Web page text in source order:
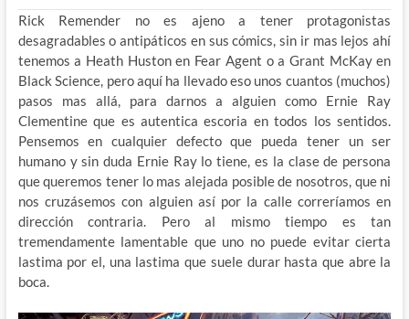
Rick Remender no es ajeno a tener protagonistas
desagradables o antipáticos en sus cómics, sin ir mas lejos ahí
tenemos a Heath Huston en Fear Agent o a Grant McKay en
Black Science, pero aquí ha llevado eso unos cuantos (muchos)
pasos mas allá, para darnos a alguien como Ernie Ray
Clementine que es autentica escoria en todos los sentidos.
Pensemos en cualquier defecto que pueda tener un ser
humano y sin duda Ernie Ray lo tiene, es la clase de persona
que queremos tener lo mas alejada posible de nosotros, que ni
nos cruzásemos con alguien así por la calle correríamos en
dirección contraria. Pero al mismo tiempo es tan
tremendamente lamentable que uno no puede evitar cierta
lastima por el, una lastima que suele durar hasta que abre la
boca.